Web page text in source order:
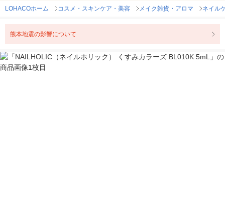
LOHACOホーム コスメ・スキンケア・美容 メイク雑貨・アロマ ネイル
熊本地震の影響について